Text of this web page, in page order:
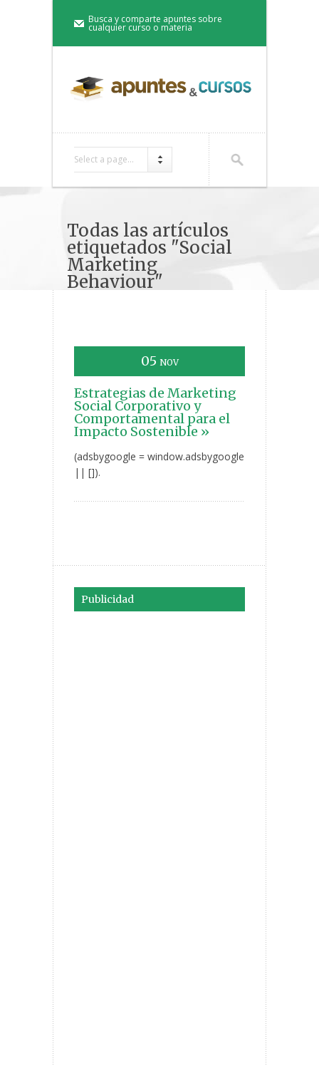
Busca y comparte apuntes sobre
cualquier curso o materia
Select a page...
Todas las artículos
etiquetados "Social
Marketing
Behaviour"
05 NOV
Estrategias de Marketing
Social Corporativo y
Comportamental para el
Impacto Sostenible »
(adsbygoogle = window.adsbygoogle
|| []).
Publicidad